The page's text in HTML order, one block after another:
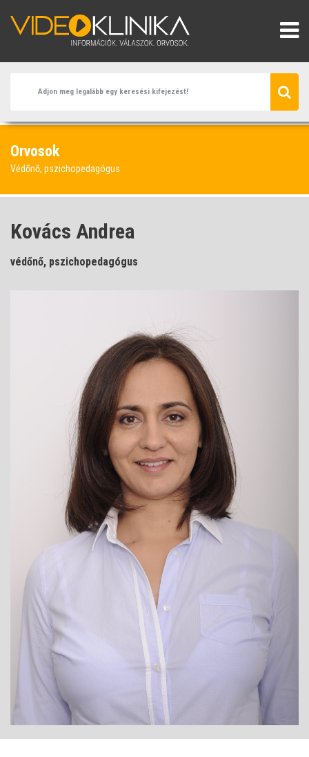
Orvosok
Védőnő, pszichopedagógus
Kovács Andrea
védőnő, pszichopedagógus